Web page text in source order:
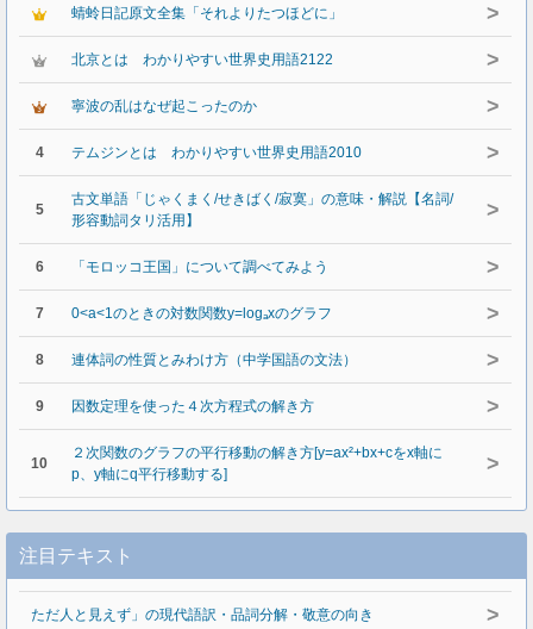
蜻蛉日記原文全集「それよりたつほどに」 >
北京とは わかりやすい世界史用語2122 >
寧波の乱はなぜ起こったのか >
4 テムジンとは わかりやすい世界史用語2010 >
5
古文単語「じゃくまく/せきばく/寂寞」の意味・解説【名詞/
形容動詞タリ活用】
>
6 「モロッコ王国」について調べてみよう >
7 0<a<1のときの対数関数y=logₐxのグラフ >
8 連体詞の性質とみわけ方（中学国語の文法） >
9 因数定理を使った４次方程式の解き方 >
10
２次関数のグラフの平行移動の解き方[y=ax²+bx+cをx軸に
p、y軸にq平行移動する]
>
注目テキスト
ただ人と見えず」の現代語訳・品詞分解・敬意の向き >